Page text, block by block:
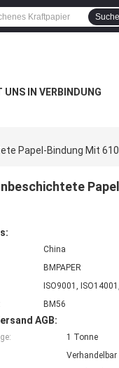
Suche
UNS IN VERBINDUNG
Papel-Bindung Mit
China
BMPAPER
ISO9001,
BM56
AGB:
1 Tonne
Verhandelbar